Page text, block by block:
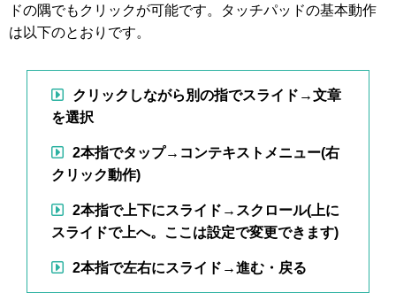
ドの隅でもクリックが可能です。タッチパッドの基本動作
は以下のとおりです。
クリックしながら別の指でスライド→文章
を選択
2本指でタップ→コンテキストメニュー(右
クリック動作)
2本指で上下にスライド→スクロール(上に
スライドで上へ。ここは設定で変更できます)
2本指で左右にスライド→進む・戻る